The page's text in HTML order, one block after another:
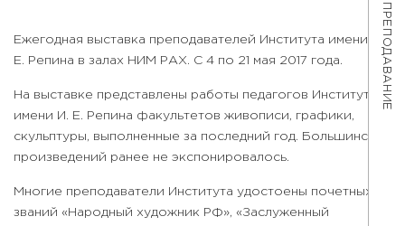
ПРЕПОДАВАНИЕ
Ежегодная выставка преподавателей Института имени И.
Е. Репина в залах НИМ РАХ. С 4 по 21 мая 2017 года.
На выставке представлены работы педагогов Института
имени И. Е. Репина факультетов живописи, графики,
скульптуры, выполненные за последний год. Большинство
произведений ранее не экспонировалось.
Многие преподаватели Института удостоены почетных
званий «Народный художник РФ», «Заслуженный